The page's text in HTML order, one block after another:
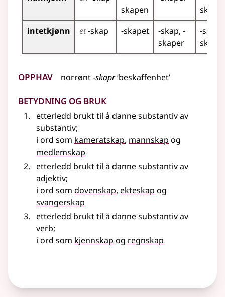
skapen
intetkjønn
et-skap -skapet -skap -
skaper
-skapa
Opphav norrønt-skapr‘beskaffenhet’
Betydning og bruk
etterledd brukt til å dannesubstantivav
substantiv;
i ord som kameratskap, mannskap og
medlemskap
etterledd brukt til å dannesubstantivav
adjektiv;
i ord som dovenskap, ekteskap og
svangerskap
etterledd brukt til å dannesubstantivav
verb;
i ord som kjennskap og regnskap